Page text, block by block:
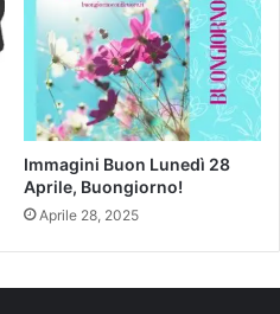
Immagini Buon Lunedì 28
Aprile, Buongiorno!
Aprile 28, 2025